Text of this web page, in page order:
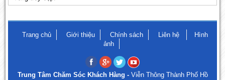
Trang chủ Giới thiệu Chính sách Liên hệ
Hình
ảnh
Trung Tâm Chăm Sóc Khách Hàng - Viễn Thông Thành Phố Hồ